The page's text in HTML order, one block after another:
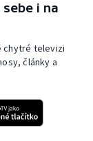
i na
chytré televizi
články a